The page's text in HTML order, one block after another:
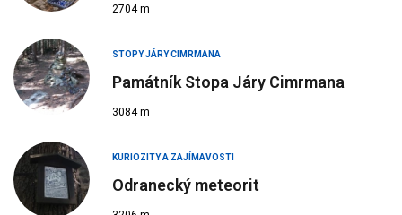
2704 m
STOPY JÁRY CIMRMANA
Památník Stopa Járy Cimrmana
3084 m
KURIOZITY A ZAJÍMAVOSTI
Odranecký meteorit